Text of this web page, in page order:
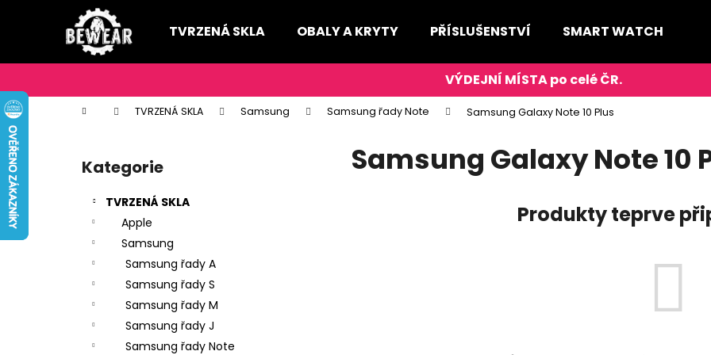
TVRZENÁ SKLA OBALY A KRYTY PŘÍSLUŠENSTVÍ SMART WATCH
Domů TVRZENÁ SKLA Samsung Samsung řady Note Samsung Galaxy Note 10 Plus
Přeskočit
kategorie
Kategorie
TVRZENÁ SKLA
Apple
Samsung
Samsung řady A
Samsung řady S
Samsung řady M
Samsung řady J
Samsung řady Note
Samsung Galaxy Note 10
Produkty teprve
í
k
Zpět
do
Zpět
do
Co potřebujete najít?
HLEDAT
Doporučujeme